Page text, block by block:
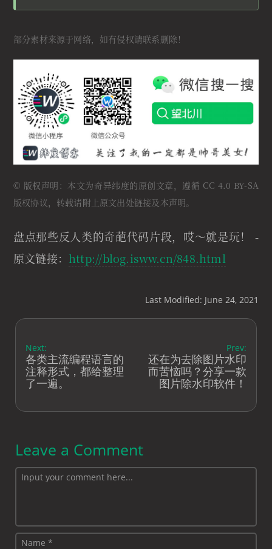
部分素材来源于网络，如有侵权请联系删除！
© 版权声明：本文为奇异纬度的原创文章，遵循 CC 4.0 BY-SA
版权协议，转载请附上原文出处链接及本声明。
盘点那些反人类的奇葩代码片段，哎～就是玩！ -
原文链接： http://blog.isww.cn/848.html
Last Modified: June 24, 2021
Next:
各类主流编程语言的
注释形式，都给整理
了一遍。
Prev:
还在为去除图片水印
而苦恼吗？分享一款
图片除水印软件！
Leave a Comment